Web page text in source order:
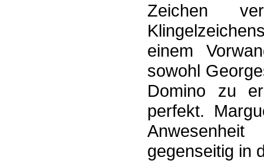
Zeichen
einem
sowohl
Domino zu
perfekt.
gegenseitig in